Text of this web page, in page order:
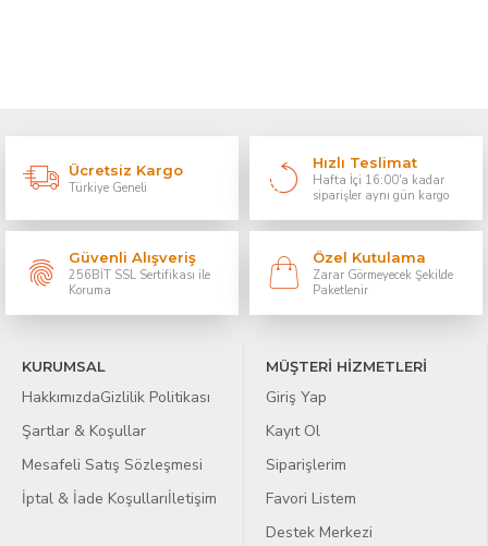
Ücretsiz Kargo
Türkiye Geneli
Hızlı Teslimat
Hafta İçi 16:00'a kadar
siparişler aynı gün kargo
Güvenli Alışveriş
256BİT SSL Sertifikası ile
Koruma
Özel Kutulama
Zarar Görmeyecek Şekilde
Paketlenir
KURUMSAL
HakkımızdaGizlilik Politikası
Şartlar & Koşullar
Mesafeli Satış Sözleşmesi
İptal & İade Koşullarıİletişim
MÜŞTERİ HİZMETLERİ
Giriş Yap
Kayıt Ol
Siparişlerim
Favori Listem
Destek Merkezi